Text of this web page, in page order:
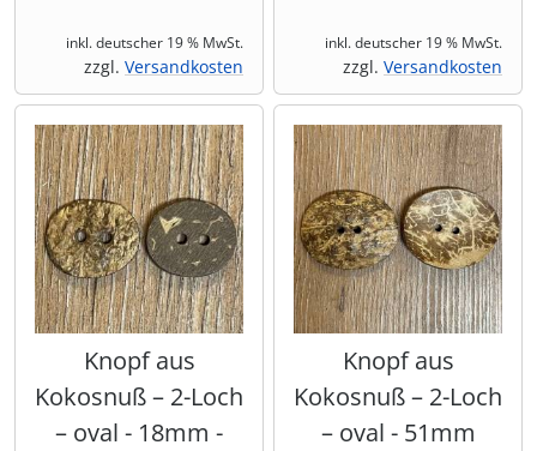
inkl. deutscher 19 % MwSt.
zzgl. Versandkosten
inkl. deutscher 19 % MwSt.
zzgl. Versandkosten
Knopf aus
Kokosnuß – 2-Loch
– oval - 18mm -
Knopf aus
Kokosnuß – 2-Loch
– oval - 51mm